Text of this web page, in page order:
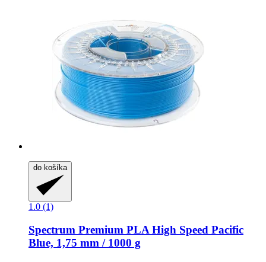
do košíka
1.0 (1)
Spectrum Premium PLA High Speed Pacific
Blue, 1,75 mm / 1000 g